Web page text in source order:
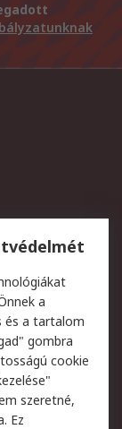
a
és a tartalom
gombra
cookie
szeretné,
Ez